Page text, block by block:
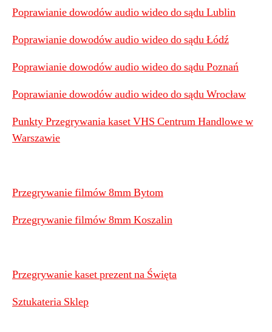
Poprawianie dowodów audio wideo do sądu Lublin
Poprawianie dowodów audio wideo do sądu Łódź
Poprawianie dowodów audio wideo do sądu Poznań
Poprawianie dowodów audio wideo do sądu Wrocław
Punkty Przegrywania kaset VHS Centrum Handlowe w
Warszawie
Przegrywanie filmów 8mm Bytom
Przegrywanie filmów 8mm Koszalin
Przegrywanie kaset prezent na Święta
Sztukateria Sklep